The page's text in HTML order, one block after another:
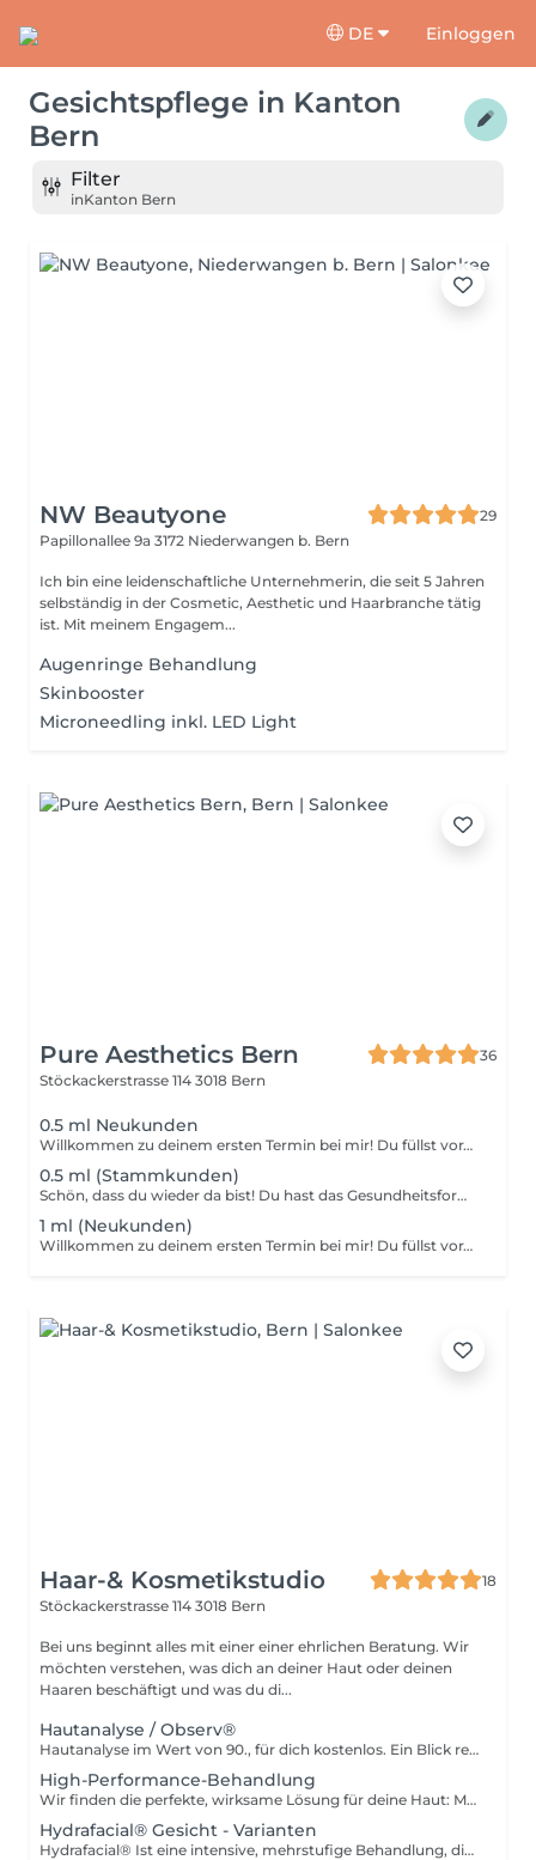
DE Einloggen
Gesichtspflege in Kanton
Bern
Filter
inKanton Bern
NW Beautyone
29
Papillonallee 9a 3172 Niederwangen b. Bern
Ich bin eine leidenschaftliche Unternehmerin, die seit 5 Jahren
selbständig in der Cosmetic, Aesthetic und Haarbranche tätig
ist. Mit meinem Engagem...
Augenringe Behandlung
Skinbooster
Microneedling inkl. LED Light
Pure Aesthetics Bern
36
Stöckackerstrasse 114 3018 Bern
0.5 ml Neukunden
Willkommen zu deinem ersten Termin bei mir! Du füllst vorab ein Gesundheitsformular aus damit ich alles optimal auf dich abstimmen kann. Eine persönliche Beratung ist ebenfalls inklusive wir besprechen gemeinsam was für dich am besten passt. Bei dieser Option werden zwischen 0.1 und 0.5 ml verwendet abhängig vom gewünschten Volumen.
0.5 ml (Stammkunden)
Schön, dass du wieder da bist! Du hast das Gesundheitsformular bereits ausgefüllt darum kannst du direkt zur Behandlung kommen. Bei dieser Option werden zwischen 0.1 und 0.5 ml verwendet, abgestimmt auf deinen Wunsch und Bedarf.
1 ml (Neukunden)
Willkommen zu deinem ersten Termin bei mir! Du füllst vorab ein Gesundheitsformular aus damit ich alles optimal auf dich abstimmen kann. Eine persönliche Beratung ist ebenfalls inklusive wir besprechen gemeinsam was für dich am besten passt. Bei dieser Option werden zwischen 0.6 und 1.1 ml verwendet abhängig vom gewünschten Volumen.
Haar-& Kosmetikstudio
18
Stöckackerstrasse 114 3018 Bern
Bei uns beginnt alles mit einer einer ehrlichen Beratung. Wir
möchten verstehen, was dich an deiner Haut oder deinen
Haaren beschäftigt und was du di...
Hautanalyse / Observ®
Hautanalyse im Wert von 90., für dich kostenlos. Ein Blick reicht nicht. Wir schauen tiefer. Mit modernster Hautbild-Technologie erkennen wir auch, was unter der Oberfläche schlummert: versteckte Entzündungen, unruhige Struktur, beginnende Schäden lange bevor du sie siehst. Du bekommst absolute Klarheit über deinen wahren Hautzustand. Gemeinsam erstellen wir deinen SkinCompass einen konkreten Behandlungsplan mit gezielten Lösungen für deine Hautprobleme. Klar, ehrlich, präzise und der erste Schritt zu glatter, feiner, ebenmässiger Haut.
High-Performance-Behandlung
Wir finden die perfekte, wirksame Lösung für deine Haut: Mit unseren medizinischen-/Hightech-Behandlungen, die individuell auf deine Bedürfnisse und Ziele abgestimmt sind, sorgen wir für glatte, ebenmäßige Haut und nachhaltige Hautverfeinerung.
Hydrafacial® Gesicht - Varianten
Hydrafacial® Ist eine intensive, mehrstufige Behandlung, die alle Schritte des GLOW Treatments vereint. Die Haut wird gereinigt, gepeelt, ausgereinigt und gezielt mit Wirkstoffen versorgt. Bei uns wird jede Behandlung vollständig durchgeführt mit allen Schritten des original Hydrafacials®. Wir reinigen gründlich aus und ergänzen die Behandlung durch ausgewählte Wirkstoffe von iS Clinical, eine Maske sowie LED-Licht. Das ist bei uns Standard. Das Ergebnis ist eine sichtbar geklärte, durchfeuchtete und ausgeglichene Haut mit frischem Glow. Wenn du mehr willst als ein schönes Hautgefühl und gezielt an deiner Haut arbeiten möchtest, stehen dir unsere erweiterten Hydrafacial Varianten zur Verfügung. Diese arbeiten mit spezifischen Premium Boostern und der HydraJelly-Maske und ermöglichen eine intensivere, gezieltere Wirkung auf dein Hautbild.